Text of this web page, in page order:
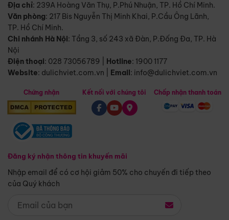
Địa chỉ: 239A Hoàng Văn Thụ, P.Phú Nhuận, TP. Hồ Chí Minh.
Văn phòng: 217 Bis Nguyễn Thị Minh Khai, P.Cầu Ông Lãnh,
TP. Hồ Chí Minh.
Chi nhánh Hà Nội: Tầng 3, số 243 xã Đàn, P.Đống Đa, TP. Hà
Nội
Điện thoại: 028 73056789 Hotline: 1900 1177
Website: dulichviet.com.vn Email: info@dulichviet.com.vn
Chứng nhận
Đăng ký nhận thông tin khuyến mãi
Nhập email để có cơ hội giảm 50% cho chuyến đi tiếp theo
của Quý khách
Kết nối với chúng tôi Chấp nhận thanh toán